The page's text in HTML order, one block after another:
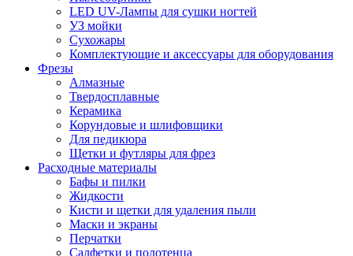
LED UV-Лампы для сушки ногтей
УЗ мойки
Сухожары
Комплектующие и аксессуары для оборудования
Фрезы
Алмазные
Твердосплавные
Керамика
Корундовые и шлифовщики
Для педикюра
Щетки и футляры для фрез
Расходные материалы
Бафы и пилки
Жидкости
Кисти и щетки для удаления пыли
Маски и экраны
Перчатки
Салфетки и полотенца